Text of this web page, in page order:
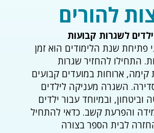
להורים
לשגרות קבועות
פתיחת שנת הלימודים הוא זמן
התחילו להחזיר שגרות
ארוחות במועדים קבועים
השגרה מעניקה לילדים
ובמיוחד עבור ילדים
והפרעת קשב. כדאי להתחיל
לבית הספר בצורה